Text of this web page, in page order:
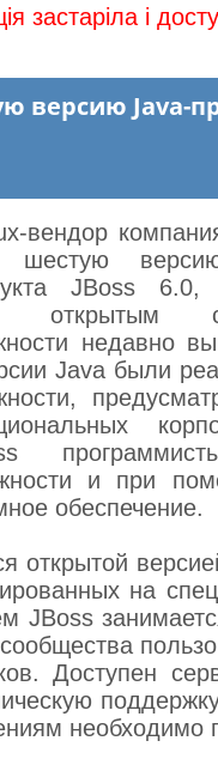
застаріла і
версию Java-
вендор
шестую
JBoss 6.0,
открытым
недавно
Java были
и при
обеспечение.
открытой
на
JBoss
Доступен
необходимо